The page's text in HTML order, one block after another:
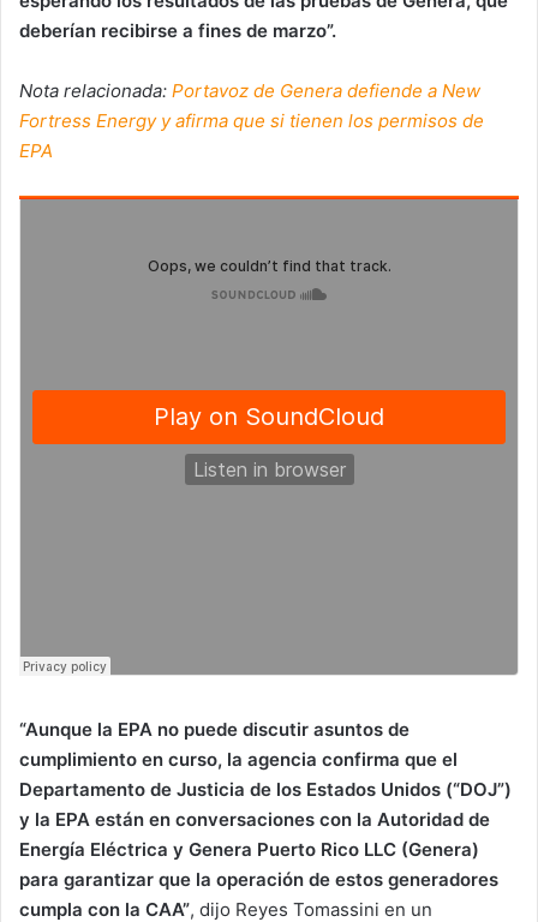
deberían recibirse a fines de marzo”.
Nota relacionada: Portavoz de Genera defiende a New
Fortress Energy y afirma que si tienen los permisos de
EPA
“Aunque la EPA no puede discutir asuntos de
cumplimiento en curso, la agencia confirma que el
Departamento de Justicia de los Estados Unidos (“DOJ”)
y la EPA están en conversaciones con la Autoridad de
Energía Eléctrica y Genera Puerto Rico LLC (Genera)
para garantizar que la operación de estos generadores
cumpla con la CAA”, dijo Reyes Tomassini en un